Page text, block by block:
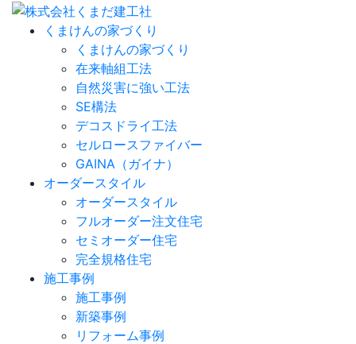
くまけんの家づくり
くまけんの家づくり
在来軸組工法
自然災害に強い工法
SE構法
デコスドライ工法
セルロースファイバー
GAINA（ガイナ）
オーダースタイル
オーダースタイル
フルオーダー注文住宅
セミオーダー住宅
完全規格住宅
施工事例
施工事例
新築事例
リフォーム事例